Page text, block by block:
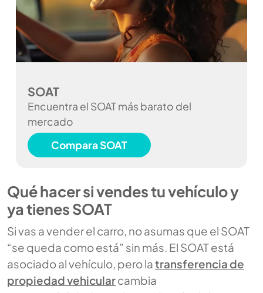
SOAT
Encuentra el SOAT más barato del
mercado
Compara SOAT
Qué hacer si vendes tu vehículo y
ya tienes SOAT
Si vas a vender el carro, no asumas que el SOAT
“se queda como está” sin más. El SOAT está
asociado al vehículo, pero latransferencia de
propiedad vehicularcambia